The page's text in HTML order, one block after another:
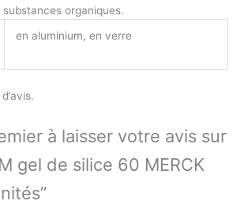
organiques.
en aluminium, en verre
à laisser votre avis sur
gel de silice 60 MERCK